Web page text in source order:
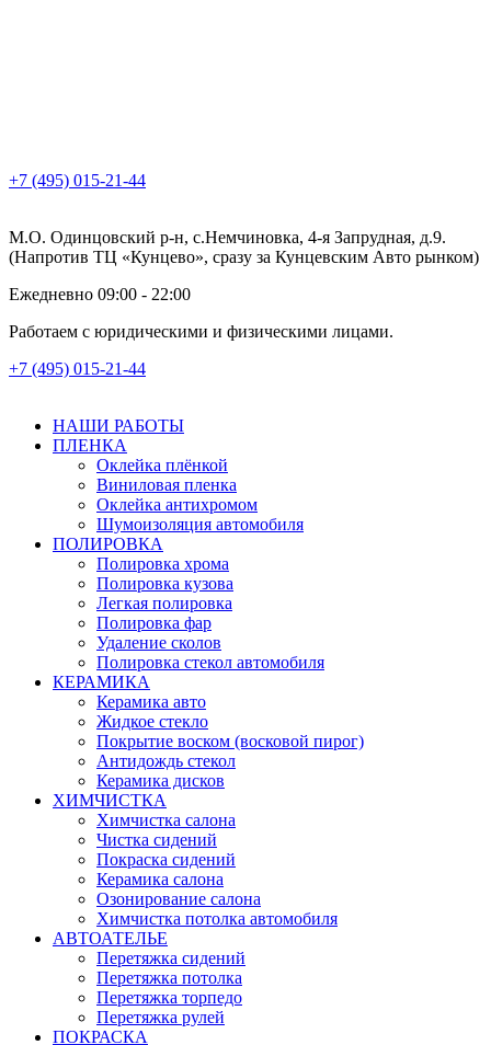
+7 (495) 015-21-44
М.О. Одинцовский р-н, с.Немчиновка, 4-я Запрудная, д.9.
(Напротив ТЦ «Кунцево», сразу за Кунцевским Авто рынком)
Ежедневно 09:00 - 22:00
Работаем с юридическими и физическими лицами.
+7 (495) 015-21-44
НАШИ РАБОТЫ
ПЛЕНКА
Оклейка плёнкой
Виниловая пленка
Оклейка антихромом
Шумоизоляция автомобиля
ПОЛИРОВКА
Полировка хрома
Полировка кузова
Легкая полировка
Полировка фар
Удаление сколов
Полировка стекол автомобиля
КЕРАМИКА
Керамика авто
Жидкое стекло
Покрытие воском (восковой пирог)
Антидождь стекол
Керамика дисков
ХИМЧИСТКА
Химчистка салона
Чистка сидений
Покраска сидений
Керамика салона
Озонирование салона
Химчистка потолка автомобиля
АВТОАТЕЛЬЕ
Перетяжка сидений
Перетяжка потолка
Перетяжка торпедо
Перетяжка рулей
ПОКРАСКА